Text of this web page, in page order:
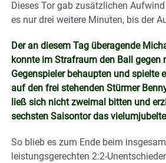
Dieses Tor gab zusätzlichen
es nur drei weitere Minuten, bis der
Der an diesem Tag überagende
konnte im Strafraum den Ball gegen
Gegenspieler behaupten und spielte
auf den frei stehenden Stürmer
ließ sich nicht zweimal bitten und
sechsten Saisontor das
So blieb es zum Ende beim
leistungsgerechten 2:2-